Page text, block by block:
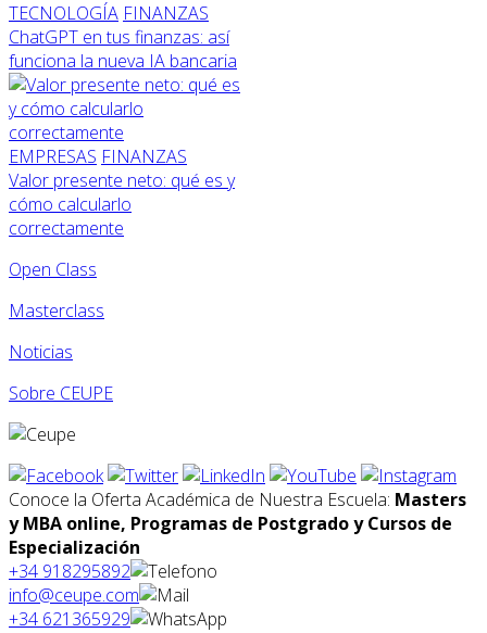
TECNOLOGÍA FINANZAS
ChatGPT en tus finanzas: así
funciona la nueva IA bancaria
EMPRESAS FINANZAS
Valor presente neto: qué es y
cómo calcularlo
correctamente
Open Class
Masterclass
Noticias
Sobre CEUPE
Conoce la Oferta Académica de Nuestra Escuela: Masters
y MBA online, Programas de Postgrado y Cursos de
Especialización
+34 918295892
info@ceupe.com
+34 621365929